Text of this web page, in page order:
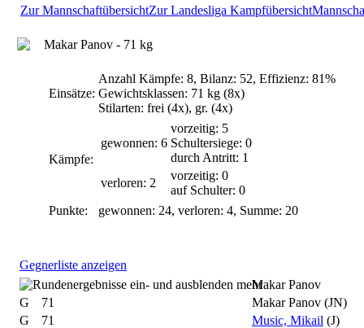
Zur MannschaftübersichtZur Landesliga Kampfübersicht
Makar Panov - 71 kg
Einsätze:
Anzahl Kämpfe: 8, Bilanz: 52, Effizienz: 81%
Gewichtsklassen: 71 kg (8x)
Stilarten: frei (4x), gr. (4x)
Kämpfe:
gewonnen: 6
vorzeitig: 5
Schultersiege: 0
durch Antritt: 1
verloren: 2
vorzeitig: 0
auf Schulter: 0
Punkte:
gewonnen: 24, verloren: 4, Summe: 20
Gegnerliste anzeigen
mehrMakar Panov
G
71 Makar Panov (JN)
G
71 Music, Mikail (J)